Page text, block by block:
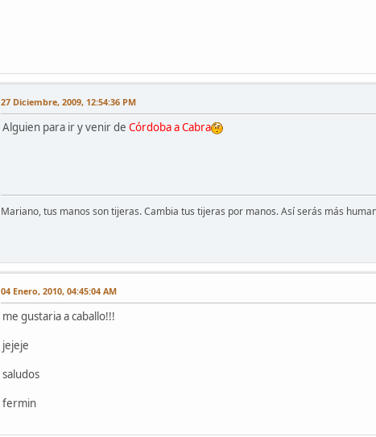
27 Diciembre, 2009, 12:54:36 PM
Alguien para ir y venir de Córdoba a Cabra
Mariano, tus manos son tijeras. Cambia tus tijeras por manos. Así serás más
04 Enero, 2010, 04:45:04 AM
me gustaria a caballo!!!
jejeje
saludos
fermin